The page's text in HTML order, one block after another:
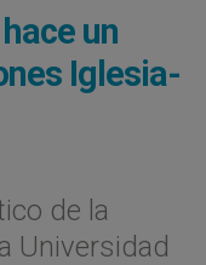
un
Iglesia-
de la
Universidad